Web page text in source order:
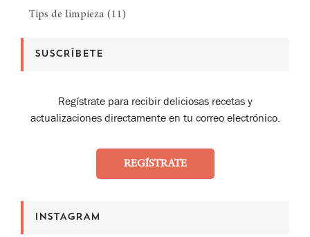
Tips de limpieza (11)
SUSCRÍBETE
Regístrate para recibir deliciosas recetas y
actualizaciones directamente en tu correo electrónico.
REGÍSTRATE
INSTAGRAM